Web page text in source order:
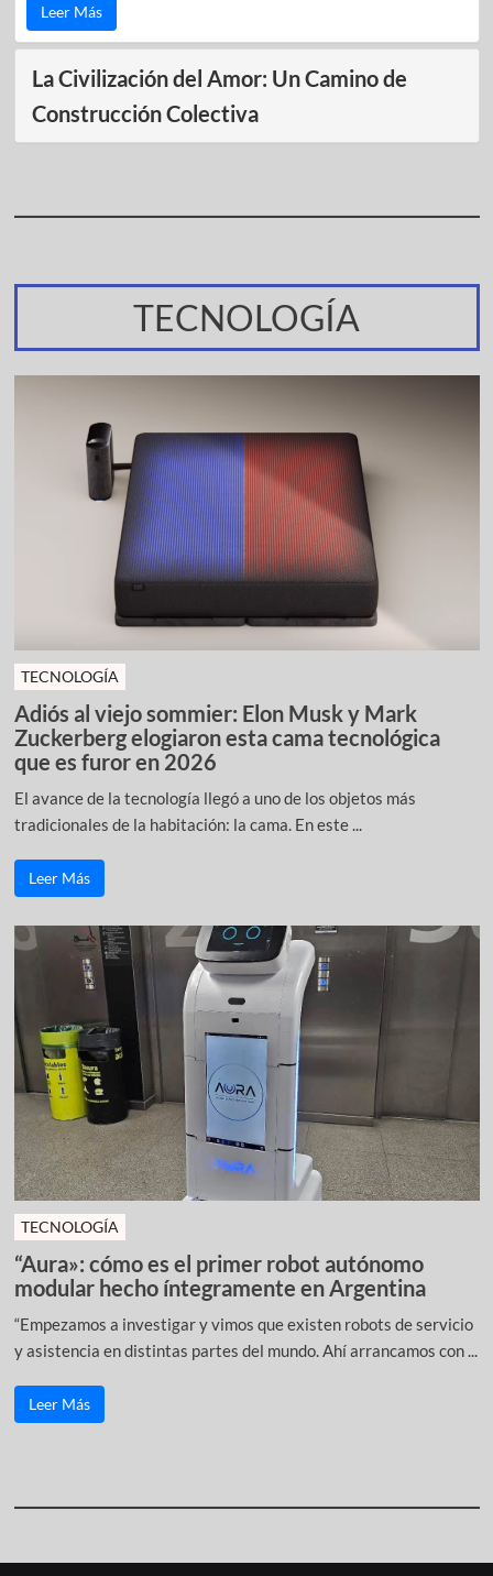
Leer Más
La Civilización del Amor: Un Camino de
Construcción Colectiva
TECNOLOGÍA
TECNOLOGÍA
Adiós al viejo sommier: Elon Musk y Mark
Zuckerberg elogiaron esta cama tecnológica
que es furor en 2026
El avance de la tecnología llegó a uno de los objetos más
tradicionales de la habitación: la cama. En este ...
Leer Más
TECNOLOGÍA
“Aura»: cómo es el primer robot autónomo
modular hecho íntegramente en Argentina
“Empezamos a investigar y vimos que existen robots de servicio
y asistencia en distintas partes del mundo. Ahí arrancamos con ...
Leer Más